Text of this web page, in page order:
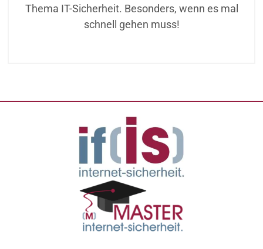
Thema IT-Sicherheit. Besonders, wenn es mal
schnell gehen muss!